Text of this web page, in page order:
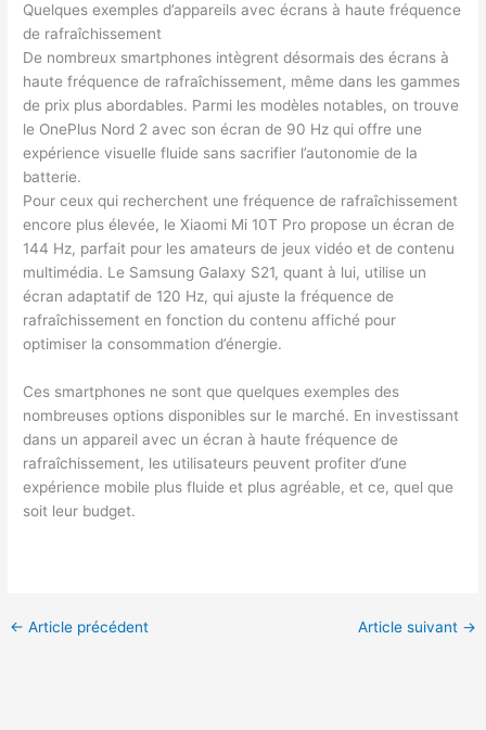
Quelques exemples d’appareils avec écrans à haute fréquence
de rafraîchissement
De nombreux smartphones intègrent désormais des écrans à
haute fréquence de rafraîchissement, même dans les gammes
de prix plus abordables. Parmi les modèles notables, on trouve
le OnePlus Nord 2 avec son écran de 90 Hz qui offre une
expérience visuelle fluide sans sacrifier l’autonomie de la
batterie.
Pour ceux qui recherchent une fréquence de rafraîchissement
encore plus élevée, le Xiaomi Mi 10T Pro propose un écran de
144 Hz, parfait pour les amateurs de jeux vidéo et de contenu
multimédia. Le Samsung Galaxy S21, quant à lui, utilise un
écran adaptatif de 120 Hz, qui ajuste la fréquence de
rafraîchissement en fonction du contenu affiché pour
optimiser la consommation d’énergie.
Ces smartphones ne sont que quelques exemples des
nombreuses options disponibles sur le marché. En investissant
dans un appareil avec un écran à haute fréquence de
rafraîchissement, les utilisateurs peuvent profiter d’une
expérience mobile plus fluide et plus agréable, et ce, quel que
soit leur budget.
← Article précédent Article suivant →